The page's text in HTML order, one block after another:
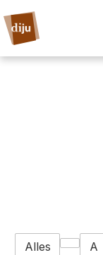
Alles A